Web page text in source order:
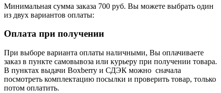
Минимальная сумма заказа 700 руб. Вы можете выбрать один
из двух вариантов оплаты:
Оплата при получении
При выборе варианта оплаты наличными, Вы оплачиваете
заказ в пункте самовывоза или курьеру при получении товара.
В пунктах выдачи Boxberry и СДЭК можно сначала
посмотреть комплектацию посылки и проверить товар, только
потом оплатить.